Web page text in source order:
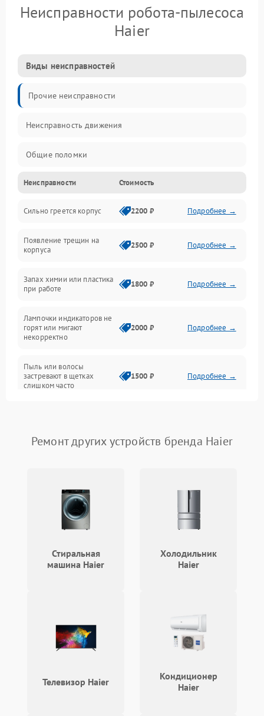
Неисправности робота-пылесоса
Haier
Виды неисправностей
Прочие неисправности
Неисправность движения
Общие поломки
Неисправность датчиков
Неисправность программного обеспечения
Проблемы с сигналом
Батарея
Программные сбои
Неисправности Стоимость
Сильно греется корпус 2200 ₽ Подробнее →
Появление трещин на
корпуса
2500 ₽ Подробнее →
Запах химии или пластика
при работе
1800 ₽ Подробнее →
Лампочки индикаторов не
горят или мигают
некорректно
2000 ₽ Подробнее →
Пыль или волосы
застревают в щетках
слишком часто
1500 ₽ Подробнее →
Ремонт других устройств бренда Haier
Стиральная
машина Haier
Холодильник
Haier
Телевизор Haier
Кондиционер
Haier